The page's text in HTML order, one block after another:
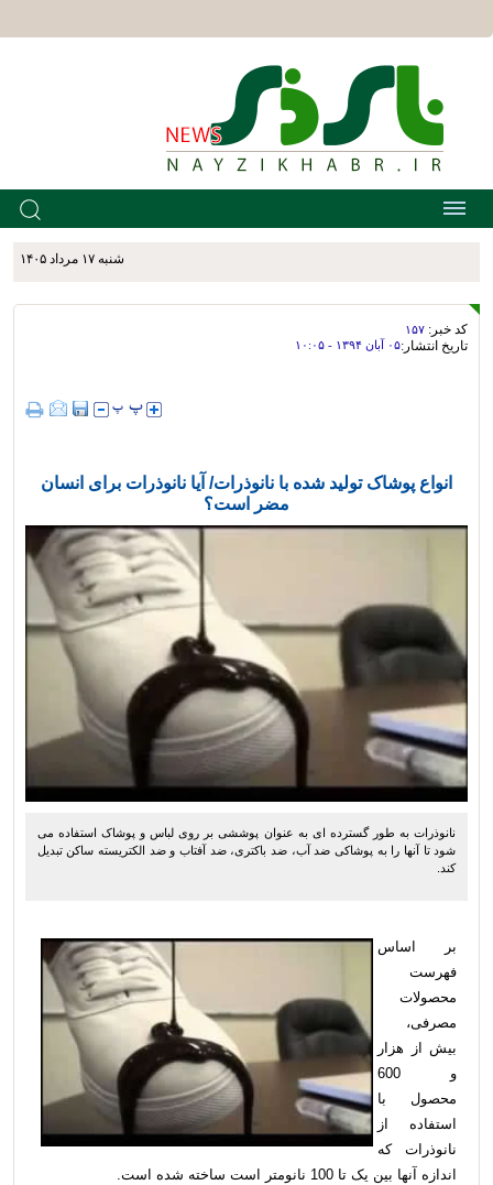
شنبه ۱۷ مرداد ۱۴۰۵
کد خبر: ۱۵۷
تاریخ انتشار:۰۵ آبان ۱۳۹۴ - ۱۰:۰۵
انواع پوشاک تولید شده با نانوذرات/ آیا نانوذرات برای انسان
مضر است؟
نانوذرات به طور گسترده ای به عنوان پوششی بر روی لباس و پوشاک استفاده می
شود تا آنها را به پوشاکی ضد آب، ضد باکتری، ضد آفتاب و ضد الکتریسته ساکن تبدیل
کند.
بر اساس
فهرست
محصولات
مصرفی،
بیش از هزار
و 600
محصول با
استفاده از
نانوذرات که
اندازه آنها بین یک تا 100 نانومتر است ساخته شده است.